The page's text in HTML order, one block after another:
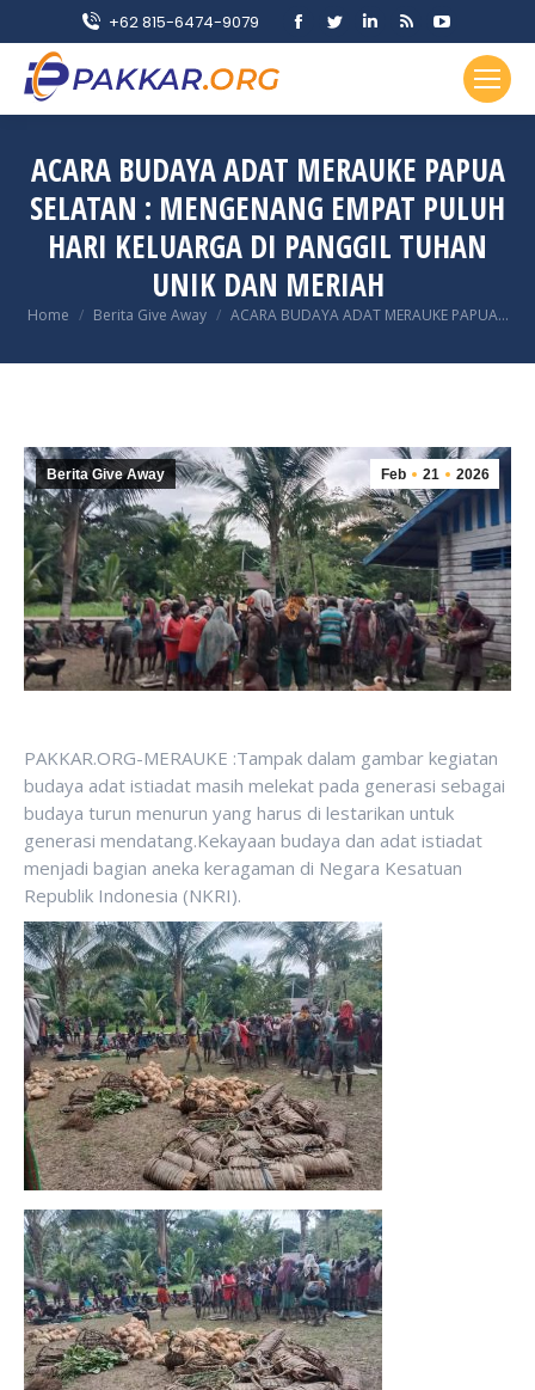
+62 815-6474-9079
Facebook
in
window
Twitter
in
window
Linkedin
in
window
Rss
opens
in
window
YouTube
page
opens
in
window
ACARA BUDAYA ADAT MERAUKE PAPUA
SELATAN : MENGENANG EMPAT PULUH
HARI KELUARGA DI PANGGIL TUHAN
UNIK DAN MERIAH
You are here:
Home Berita Give Away ACARA BUDAYA ADAT MERAUKE PAPUA…
Feb 21 2026
Berita Give Away
PAKKAR.ORG-MERAUKE :Tampak dalam gambar kegiatan
budaya adat istiadat masih melekat pada generasi sebagai
budaya turun menurun yang harus di lestarikan untuk
generasi mendatang.Kekayaan budaya dan adat istiadat
menjadi bagian aneka keragaman di Negara Kesatuan
Republik Indonesia (NKRI).